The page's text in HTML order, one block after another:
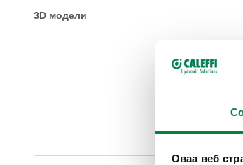
Оваа веб
3D модели